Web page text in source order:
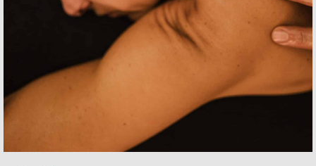
Kalender
Parken